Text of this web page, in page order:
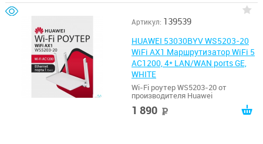
Артикул: 139539
HUAWEI 53030BYV WS5203-20
WiFi AX1 Маршрутизатор WiFi 5
AC1200, 4* LAN/WAN ports GE,
WHITE
Wi-Fi роутер WS5203-20 от
производителя Huawei
1 890